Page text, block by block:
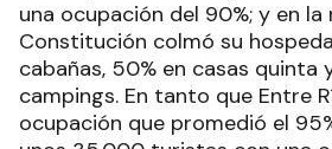
una ocupación del 90%; y en la
Constitución colmó su
cabañas, 50% en casas quinta
campings. En tanto que Entre
ocupación que promedió el